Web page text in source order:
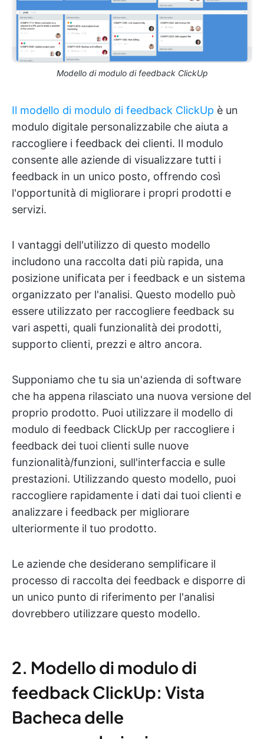
Modello di modulo di feedback ClickUp
Il modello di modulo di feedback ClickUp è un
modulo digitale personalizzabile che aiuta a
raccogliere i feedback dei clienti. Il modulo
consente alle aziende di visualizzare tutti i
feedback in un unico posto, offrendo così
l'opportunità di migliorare i propri prodotti e
servizi.
I vantaggi dell'utilizzo di questo modello
includono una raccolta dati più rapida, una
posizione unificata per i feedback e un sistema
organizzato per l'analisi. Questo modello può
essere utilizzato per raccogliere feedback su
vari aspetti, quali funzionalità dei prodotti,
supporto clienti, prezzi e altro ancora.
Supponiamo che tu sia un'azienda di software
che ha appena rilasciato una nuova versione del
proprio prodotto. Puoi utilizzare il modello di
modulo di feedback ClickUp per raccogliere i
feedback dei tuoi clienti sulle nuove
funzionalità/funzioni, sull'interfaccia e sulle
prestazioni. Utilizzando questo modello, puoi
raccogliere rapidamente i dati dai tuoi clienti e
analizzare i feedback per migliorare
ulteriormente il tuo prodotto.
Le aziende che desiderano semplificare il
processo di raccolta dei feedback e disporre di
un unico punto di riferimento per l'analisi
dovrebbero utilizzare questo modello.
2. Modello di modulo di
feedback ClickUp: Vista
Bacheca delle